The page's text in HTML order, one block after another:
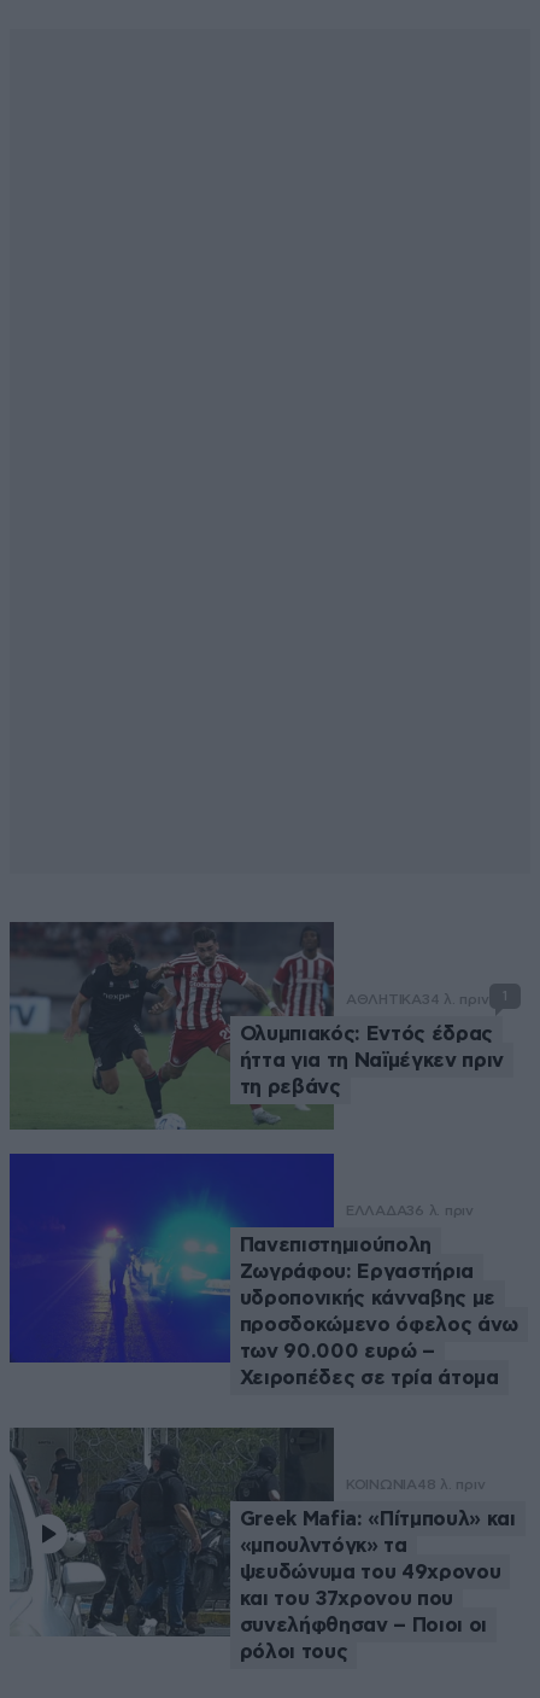
ΑΘΛΗΤΙΚΑ34 λ. πριν
Ολυμπιακός: Εντός έδρας
ήττα για τη Ναϊμέγκεν πριν
τη ρεβάνς
ΕΛΛΑΔΑ36 λ. πριν
Πανεπιστημιούπολη
Ζωγράφου: Εργαστήρια
υδροπονικής κάνναβης με
προσδοκώμενο όφελος άνω
των 90.000 ευρώ –
Χειροπέδες σε τρία άτομα
ΚΟΙΝΩΝΙΑ48 λ. πριν
Greek Μafia: «Πίτμπουλ» και
«μπουλντόγκ» τα
ψευδώνυμα του 49χρονου
και του 37χρονου που
συνελήφθησαν – Ποιοι οι
ρόλοι τους